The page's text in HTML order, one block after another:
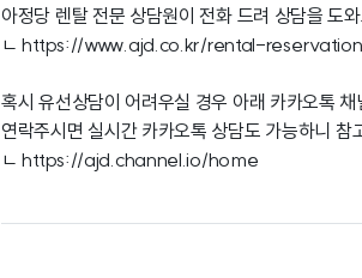
아정당 렌탈 전문 상담원이 전화 드려 상담을 도
ㄴhttps://www.ajd.co.kr/rental-reservation
혹시 유선상담이 어려우실 경우 아래 카카오톡 채
연락주시면 실시간 카카오톡 상담도 가능하니 참
ㄴhttps://ajd.channel.io/home